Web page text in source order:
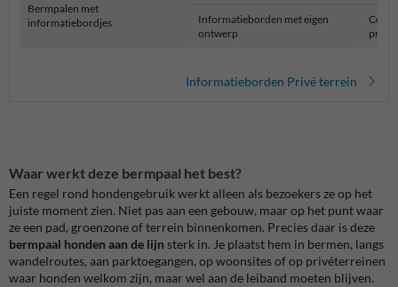
Bermpalen met
informatiebordjes
Informatieborden met eigen
ontwerp
Informatieborden Privé terrein
Waar werkt deze bermpaal het best?
Een regel rond hondengebruik werkt alleen als bezoekers ze op het
juiste moment zien. Niet pas aan een gebouw, maar op het punt waar
ze een pad, groenzone of terrein binnenkomen. Precies daar is deze
bermpaal honden aan de lijn sterk in. Je plaatst hem in bermen, langs
wandelroutes, aan parktoegangen, op woonsites of op privéterreinen
waar honden welkom zijn, maar wel aan de leiband moeten blijven.